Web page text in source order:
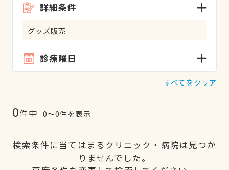
詳細条件
グッズ販売
診療曜日
すべてをクリア
0件中 0〜0件を表示
検索条件に当てはまるクリニック・病院は見つか
りませんでした。